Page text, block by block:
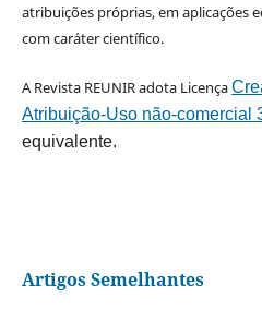
atribuições próprias, em aplicações
com caráter científico.
A Revista REUNIR adota Licença
Atribuição-Uso não-comercial
equivalente.
Artigos Semelhantes